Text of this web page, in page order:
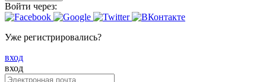
Войти через:
Уже регистрировались?
вход
вход